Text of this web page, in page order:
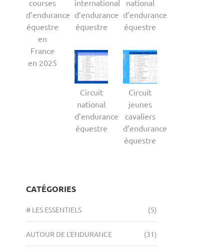
courses
d’endurance
équestre
en
France
en 2025
international
d’endurance
équestre
national
d’endurance
équestre
Circuit
national
d’endurance
équestre
Circuit
jeunes
cavaliers
d’endurance
équestre
CATÉGORIES
# LES ESSENTIELS (5)
AUTOUR DE L'ENDURANCE (31)